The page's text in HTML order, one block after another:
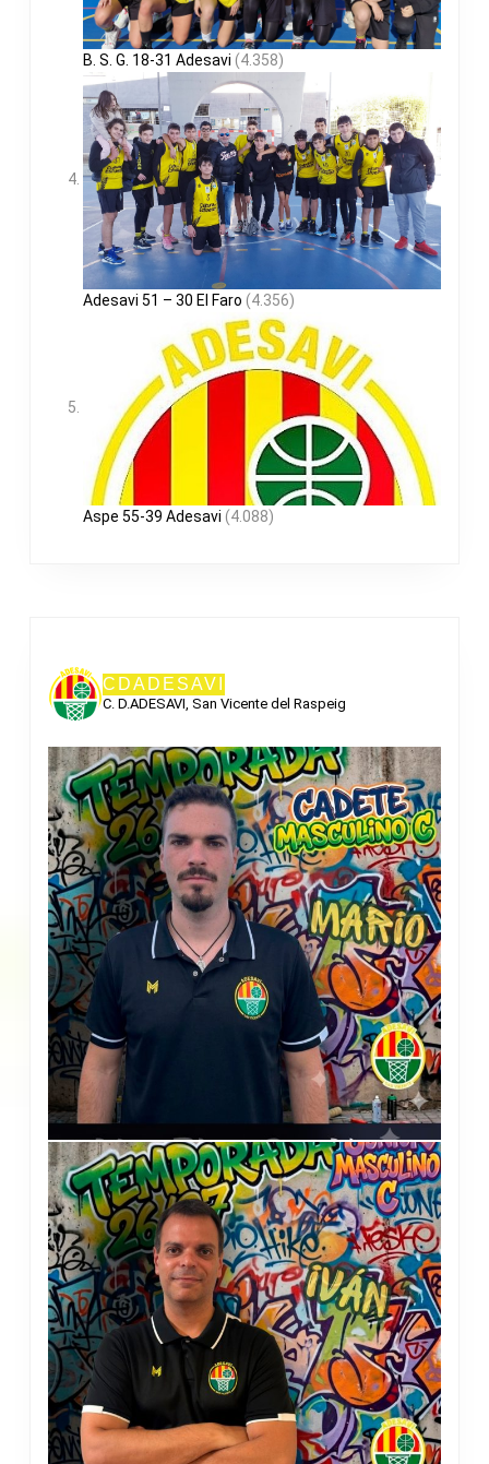
B. S. G. 18-31 Adesavi (4.358)
Adesavi 51 – 30 El Faro (4.356)
Aspe 55-39 Adesavi (4.088)
CDADESAVI
C. D.ADESAVI, San Vicente del Raspeig